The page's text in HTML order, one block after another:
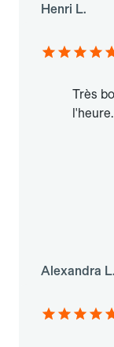
Henri L.
Très
l'heure.
Alexandra L.